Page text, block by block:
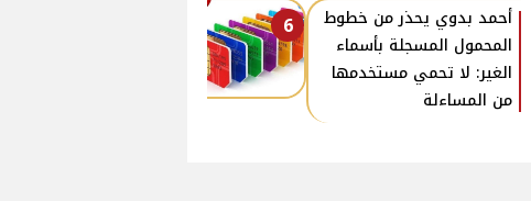
6
أحمد بدوي يحذر من خطوط
المحمول المسجلة بأسماء
الغير: لا تحمي مستخدمها
من المساءلة